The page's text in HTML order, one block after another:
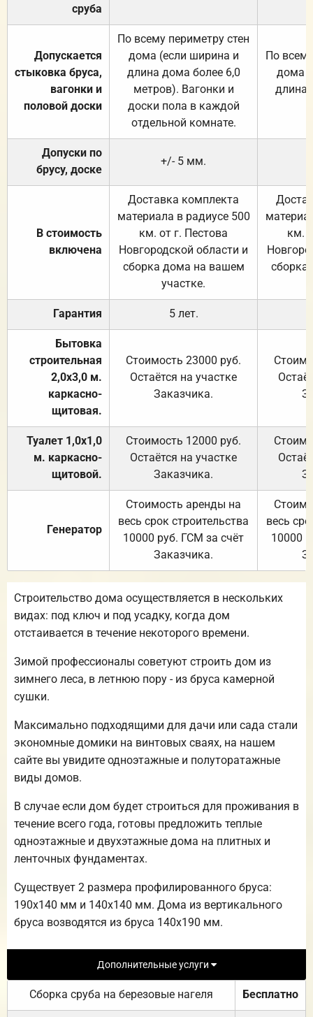
сруба
Допускается
стыковка бруса,
вагонки и
половой доски
По всему периметру стен
дома (если ширина и
длина дома более 6,0
метров). Вагонки и
доски пола в каждой
отдельной комнате.
По
дома
длина
Допуски по
брусу, доске
+/- 5 мм.
В стоимость
включена
Доставка комплекта
материала в радиусе 500
км. от г. Пестова
Новгородской области и
сборка дома на вашем
участке.
км.
Гарантия 5 лет.
Бытовка
строительная
2,0х3,0 м.
каркасно-
щитовая.
Стоимость 23000 руб.
Остаётся на участке
Заказчика.
Туалет 1,0х1,0
м. каркасно-
щитовой.
Стоимость 12000 руб.
Остаётся на участке
Заказчика.
Генератор
Стоимость аренды на
весь срок строительства
10000 руб. ГСМ за счёт
Заказчика.
весь
10000
Строительство дома осуществляется в нескольких
видах: под ключ и под усадку, когда дом
отстаивается в течение некоторого времени.
Зимой профессионалы советуют строить дом из
зимнего леса, в летнюю пору - из бруса камерной
сушки.
Максимально подходящими для дачи или сада стали
экономные домики на винтовых сваях, на нашем
сайте вы увидите одноэтажные и полуторатажные
виды домов.
В случае если дом будет строиться для проживания в
течение всего года, готовы предложить теплые
одноэтажные и двухэтажные дома на плитных и
ленточных фундаментах.
Существует 2 размера профилированного бруса:
190х140 мм и 140х140 мм. Дома из вертикального
бруса возводятся из бруса 140х190 мм.
Дополнительные услуги
Сборка сруба на березовые нагеля Бесплатно